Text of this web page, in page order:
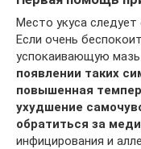
Место укуса
Если очень
успокаивающую мазь
появлении таких
повышенная
ухудшение
обратиться за
инфицирования и